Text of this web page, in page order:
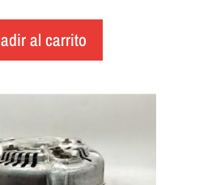
al carrito